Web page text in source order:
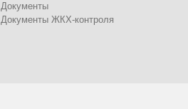
Документы
Документы ЖКХ-контроля